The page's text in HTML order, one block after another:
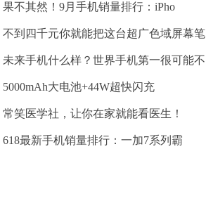
果不其然！9月手机销量排行：iPho
不到四千元你就能把这台超广色域屏幕笔
未来手机什么样？世界手机第一很可能不
5000mAh大电池+44W超快闪充
常笑医学社，让你在家就能看医生！
618最新手机销量排行：一加7系列霸